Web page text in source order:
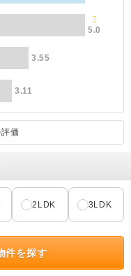
5.0
3.55
3.11
価
2LDK 3LDK
件を探す